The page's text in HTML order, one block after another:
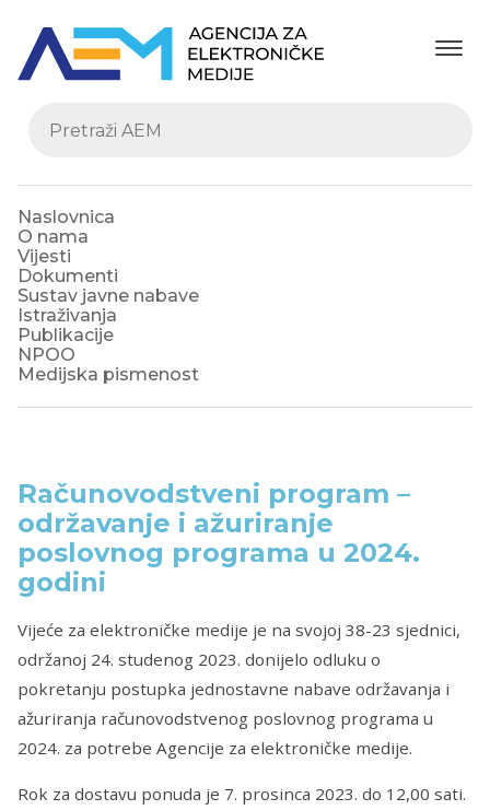
Naslovnica
O nama
Vijesti
Dokumenti
Sustav javne nabave
Istraživanja
Publikacije
NPOO
Medijska pismenost
Računovodstveni program –
održavanje i ažuriranje
poslovnog programa u 2024.
godini
Vijeće za elektroničke medije je na svojoj 38-23 sjednici,
održanoj 24. studenog 2023. donijelo odluku o
pokretanju postupka jednostavne nabave održavanja i
ažuriranja računovodstvenog poslovnog programa u
2024. za potrebe Agencije za elektroničke medije.
Rok za dostavu ponuda je 7. prosinca 2023. do 12,00 sati.